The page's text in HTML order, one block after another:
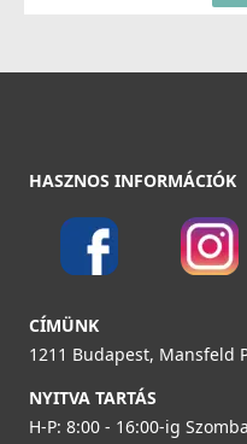
HASZNOS INFORMÁCIÓK
CÍMÜNK
1211 Budapest, Mansfeld
NYITVA TARTÁS
H-P: 8:00 - 16:00-ig